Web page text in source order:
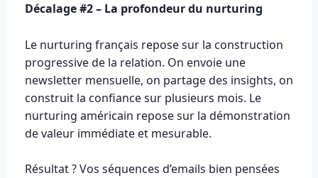
Décalage #2 – La profondeur du nurturing
Le nurturing français repose sur la construction
progressive de la relation. On envoie une
newsletter mensuelle, on partage des insights, on
construit la confiance sur plusieurs mois. Le
nurturing américain repose sur la démonstration
de valeur immédiate et mesurable.
Résultat ? Vos séquences d’emails bien pensées